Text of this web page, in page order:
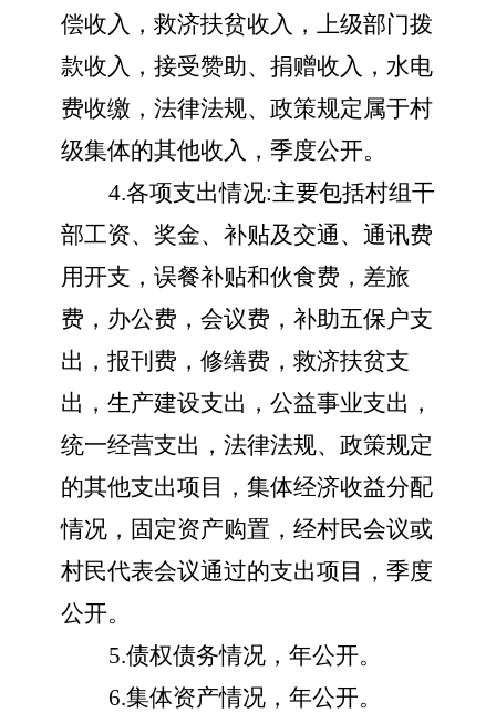
偿收入，救济扶贫收入，上级部门拨
款收入，接受赞助、捐赠收入，水电
费收缴，法律法规、政策规定属于村
级集体的其他收入，季度公开。
4.各项支出情况:主要包括村组干
部工资、奖金、补贴及交通、通讯费
用开支，误餐补贴和伙食费，差旅
费，办公费，会议费，补助五保户支
出，报刊费，修缮费，救济扶贫支
出，生产建设支出，公益事业支出，
统一经营支出，法律法规、政策规定
的其他支出项目，集体经济收益分配
情况，固定资产购置，经村民会议或
村民代表会议通过的支出项目，季度
公开。
5.债权债务情况，年公开。
6.集体资产情况，年公开。